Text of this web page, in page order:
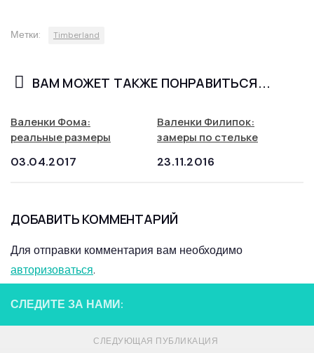
Метки: Timberland
ВАМ МОЖЕТ ТАКЖЕ ПОНРАВИТЬСЯ...
Валенки Фома:
реальные размеры
03.04.2017
Валенки Филипок:
замеры по стельке
23.11.2016
ДОБАВИТЬ КОММЕНТАРИЙ
Для отправки комментария вам необходимо
авторизоваться.
СЛЕДИТЕ ЗА НАМИ:
СЛЕДУЮЩАЯ ПУБЛИКАЦИЯ